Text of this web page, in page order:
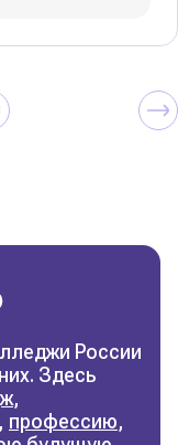
России
Здесь
,
, профессию,